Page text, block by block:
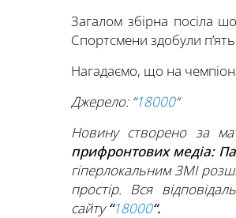
Загалом збірна посіла
Спортсмени здобули
Нагадаємо, що на
Джерело: “18000“
Новину створено за
прифронтових медіа:
гіперлокальним ЗМІ
простір. Вся
сайту“18000“.